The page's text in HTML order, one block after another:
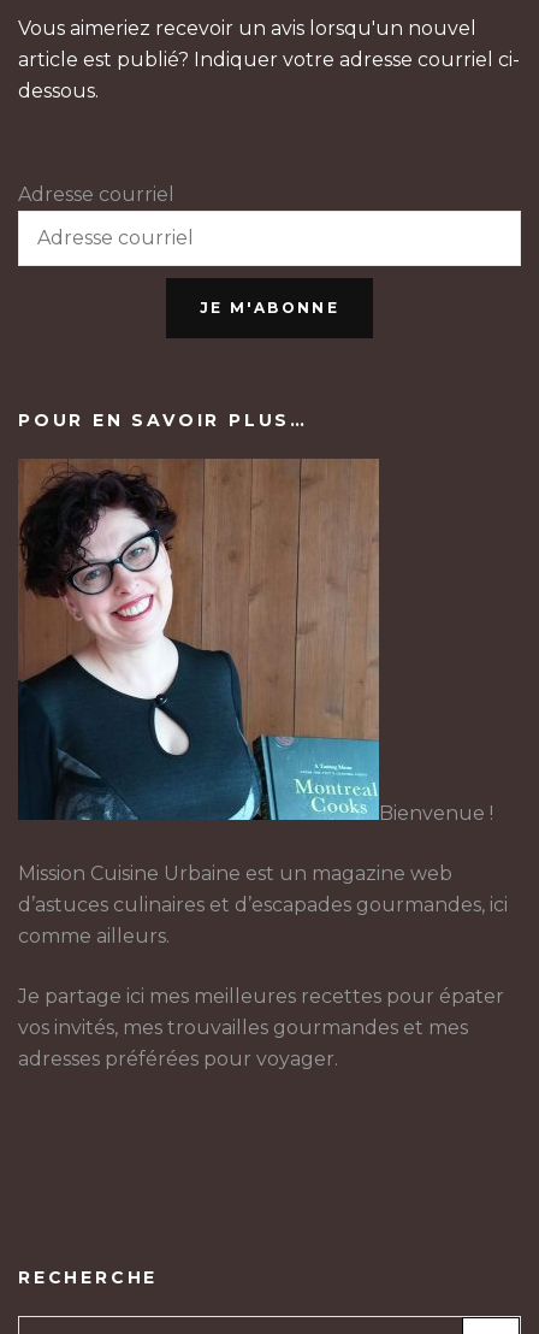
Vous aimeriez recevoir un avis lorsqu'un nouvel
article est publié? Indiquer votre adresse courriel ci-
dessous.
Adresse courriel
JE M'ABONNE
POUR EN SAVOIR PLUS…
Bienvenue !
Mission Cuisine Urbaine est un magazine web
d’astuces culinaires et d’escapades gourmandes, ici
comme ailleurs.
Je partage ici mes meilleures recettes pour épater
vos invités, mes trouvailles gourmandes et mes
adresses préférées pour voyager.
RECHERCHE